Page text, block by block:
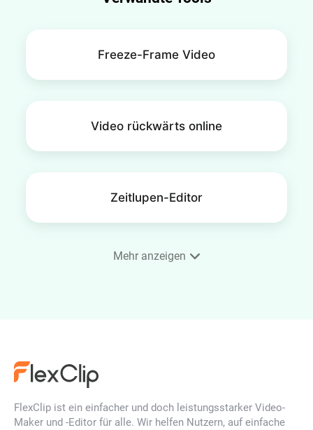
Freeze-Frame Video
Video rückwärts online
Zeitlupen-Editor
Zeitraffer Video
Mehr anzeigen
FlexClip ist ein einfacher und doch leistungsstarker Video-
Maker und -Editor für alle. Wir helfen Nutzern, auf einfache